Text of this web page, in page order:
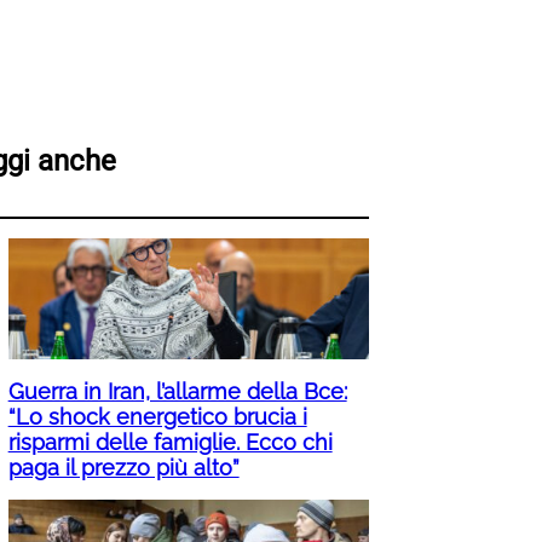
anche
Guerra in Iran, l’allarme della Bce:
“Lo shock energetico brucia i
risparmi delle famiglie. Ecco chi
paga il prezzo più alto”